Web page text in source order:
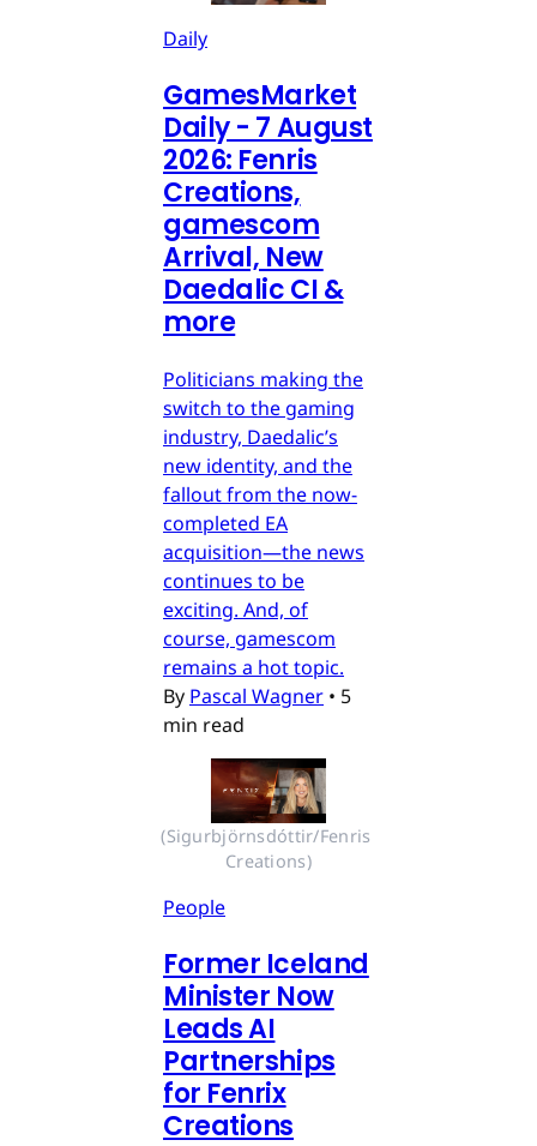
Daily
GamesMarket
Daily - 7 August
2026: Fenris
Creations,
gamescom
Arrival, New
Daedalic CI &
more
Politicians making the
switch to the gaming
industry, Daedalic’s
new identity, and the
fallout from the now-
completed EA
acquisition—the news
continues to be
exciting. And, of
course, gamescom
remains a hot topic.
By Pascal Wagner • 5
min read
(Sigurbjörnsdóttir/Fenris
Creations)
People
Former Iceland
Minister Now
Leads AI
Partnerships
for Fenrix
Creations